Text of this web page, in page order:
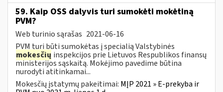
59. Kaip OSS dalyvis turi sumokėti mokėtiną
PVM?
Web turinio sąrašas 2021-06-16
PVM turi būti sumokėtas į specialią Valstybinės
mokesčių inspekcijos prie Lietuvos Respublikos finansų
ministerijos sąskaitą. Mokėjimo pavedime būtina
nurodyti atitinkamai...
Mokesčių įstatymų pakeitimai: MĮP 2021 » E-prekyba ir